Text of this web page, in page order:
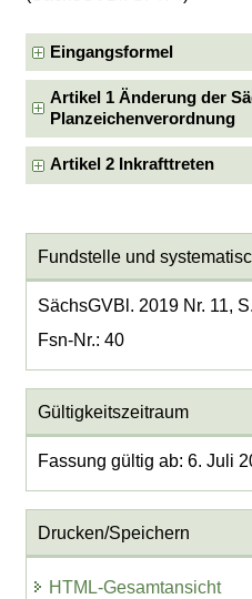
Eingangsformel
Artikel 1 Änderung der
Planzeichenverordnung
Artikel 2 Inkrafttreten
Fundstelle und
SächsGVBl. 2019 Nr. 11,
Fsn-Nr.: 40
Gültigkeitszeitraum
Fassung gültig ab: 6. Juli
Drucken/Speichern
HTML-Gesamtansicht